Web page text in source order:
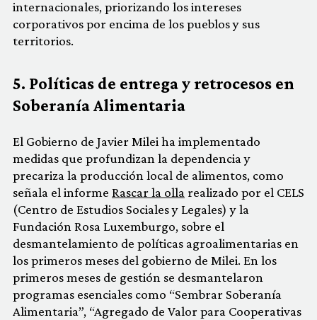
internacionales, priorizando los intereses
corporativos por encima de los pueblos y sus
territorios.
5. Políticas de entrega y retrocesos en
Soberanía Alimentaria
El Gobierno de Javier Milei ha implementado
medidas que profundizan la dependencia y
precariza la producción local de alimentos, como
señala el informe Rascar la olla realizado por el CELS
(Centro de Estudios Sociales y Legales) y la
Fundación Rosa Luxemburgo, sobre el
desmantelamiento de políticas agroalimentarias en
los primeros meses del gobierno de Milei. En los
primeros meses de gestión se desmantelaron
programas esenciales como “Sembrar Soberanía
Alimentaria”, “Agregado de Valor para Cooperativas